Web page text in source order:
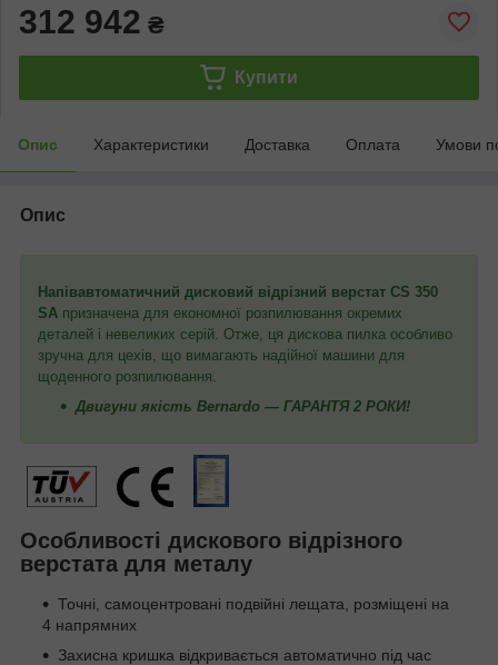
312 942 ₴
Купити
Опис Характеристики Доставка Оплата Умови
Опис
Напівавтоматичний дисковий відрізний верстат CS 350
SA призначена для економної розпилювання окремих
деталей і невеликих серій. Отже, ця дискова пилка особливо
зручна для цехів, що вимагають надійної машини для
щоденного розпилювання.
Двигуни якість Bernardo — ГАРАНТЯ 2 РОКИ!
Особливості дискового відрізного
верстата для металу
Точні, самоцентровані подвійні лещата, розміщені на
4 напрямних
Захисна кришка відкривається автоматично під час